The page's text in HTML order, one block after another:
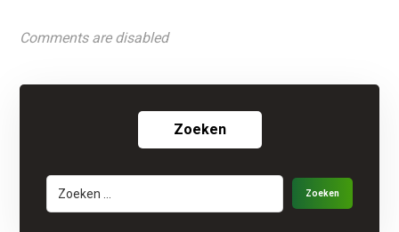
Comments are disabled
Zoeken